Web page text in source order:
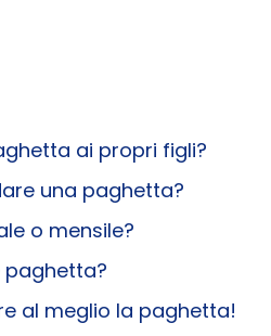
ai propri figli?
una paghetta?
o mensile?
paghetta?
al meglio la paghetta!